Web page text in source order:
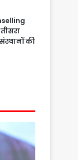
की